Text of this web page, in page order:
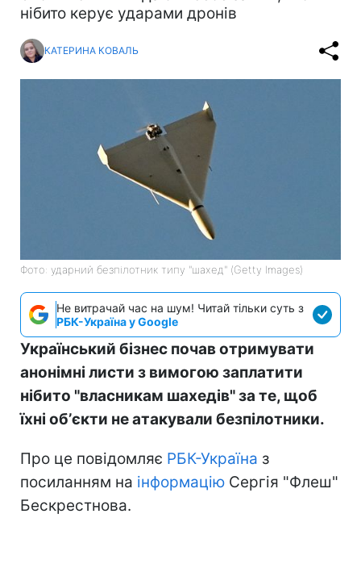
нібито керує ударами дронів
КАТЕРИНА КОВАЛЬ
Фото: ударний безпілотник типу "шахед" (Getty Images)
Не витрачай час на шум! Читай тільки суть з
РБК-Україна у Google
Український бізнес почав отримувати
анонімні листи з вимогою заплатити
нібито "власникам шахедів" за те, щоб
їхні обʼєкти не атакували безпілотники.
Про це повідомляє РБК-Україна з
посиланням на інформацію Сергія "Флеш"
Бескрестнова.